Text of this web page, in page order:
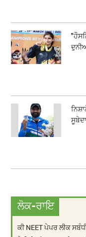
ਲੋਕ-ਰਾਇ
ਕੀ NEET ਪੇਪਰ ਲੀਕ